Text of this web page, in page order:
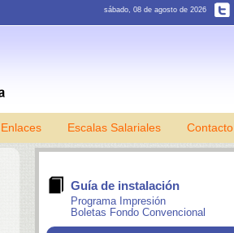
sábado, 08 de agosto de 2026
Enlaces Escalas Salariales Contacto
Guía de instalación
Programa Impresión
Boletas Fondo Convencional